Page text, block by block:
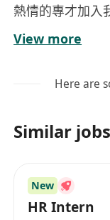
熱情的專才加入
以人為本的職場
驗，涵蓋人力資
提供推動力。
1. 共同規劃並落
聘、入職、離
實施與日常營運
View more
Here are
Similar jobs
New
HR Intern